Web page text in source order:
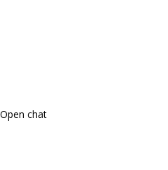
Open chat